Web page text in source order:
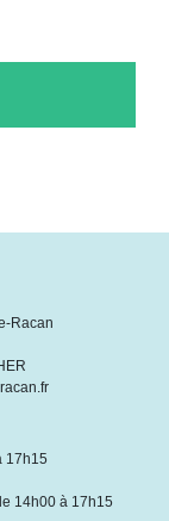
Racan
17h15
14h00 à 17h15